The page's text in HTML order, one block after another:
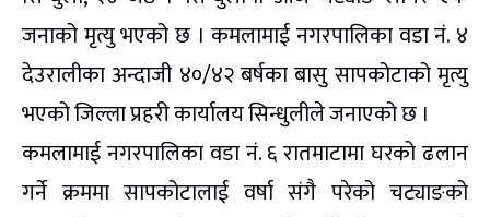
जनाको मृत्यु भएको छ । कमलामाई नगरपालिका वडा नं. ४
देउरालीका अन्दाजी ४०/४२ बर्षका बासु सापकोटाको मृत्यु
भएको जिल्ला प्रहरी कार्यालय सिन्धुलीले जनाएको छ ।
कमलामाई नगरपालिका वडा नं. ६ रातमाटामा घरको ढलान
गर्ने क्रममा सापकोटालाई वर्षा संगै परेको चट्याङको